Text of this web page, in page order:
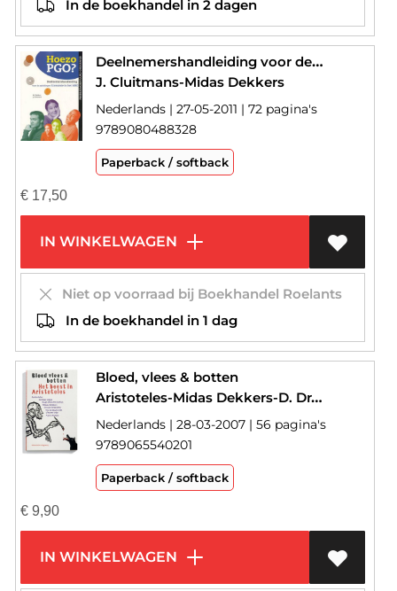
In de boekhandel in 2 dagen
Deelnemershandleiding voor de opleidingen Economie in het MBO Hoezo PGO?
J. Cluitmans-Midas Dekkers
Nederlands | 27-05-2011 | 72 pagina's
9789080488328
Paperback / softback
€17,50
IN WINKELWAGEN
Niet op voorraad bij Boekhandel Roelants
In de boekhandel in 1 dag
Bloed, vlees & botten
Aristoteles-Midas Dekkers-D. Draaisma
Nederlands | 28-03-2007 | 56 pagina's
9789065540201
Paperback / softback
€9,90
IN WINKELWAGEN